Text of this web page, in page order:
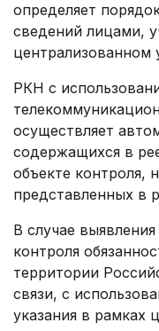
определяет
сведений лицами,
централизованном
РКН с
осуществляет
содержащихся в
объекте контроля,‎
представленных в
В случае
контроля
территории
связи, с
указания в рамках